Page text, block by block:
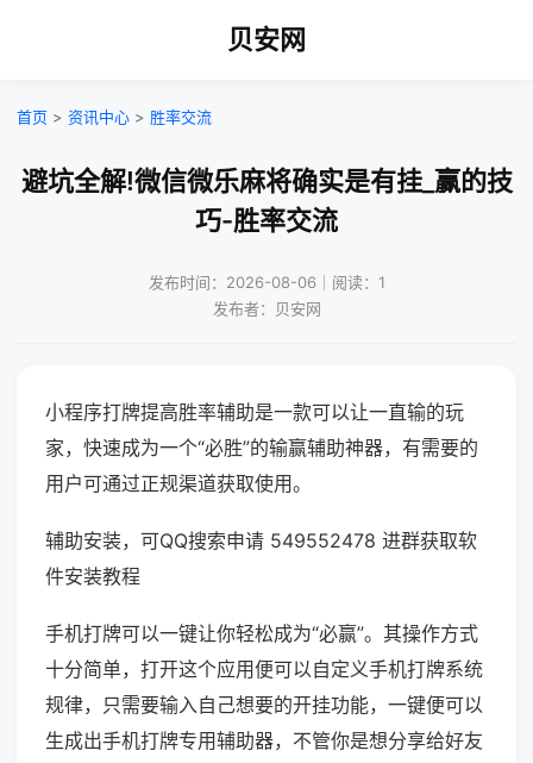
贝安网
首页 > 资讯中心 > 胜率交流
避坑全解!微信微乐麻将确实是有挂_赢的技
巧-胜率交流
发布时间：2026-08-06｜阅读：1
发布者：贝安网
小程序打牌提高胜率辅助是一款可以让一直输的玩
家，快速成为一个“必胜”的输赢辅助神器，有需要的
用户可通过正规渠道获取使用。
辅助安装，可QQ搜索申请 549552478 进群获取软
件安装教程
手机打牌可以一键让你轻松成为“必赢”。其操作方式
十分简单，打开这个应用便可以自定义手机打牌系统
规律，只需要输入自己想要的开挂功能，一键便可以
生成出手机打牌专用辅助器，不管你是想分享给好友